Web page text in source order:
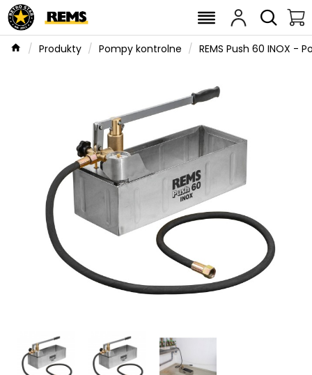
Produkty Pompy kontrolne REMS Push 60 INOX -